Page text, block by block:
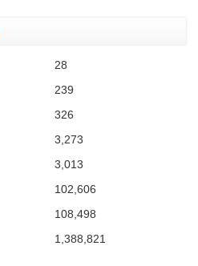
28
239
326
3,273
3,013
102,606
108,498
1,388,821